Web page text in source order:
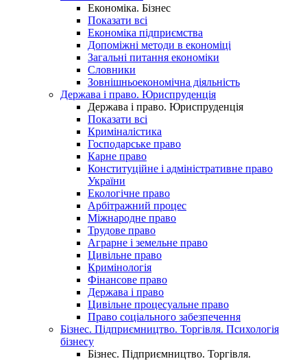
Економіка. Бізнес
Показати всі
Економіка підприємства
Допоміжні методи в економіці
Загальні питання економіки
Словники
Зовнішньоекономічна діяльність
Держава і право. Юриспруденція
Держава і право. Юриспруденція
Показати всі
Криміналістика
Господарське право
Карне право
Конституційне і адміністративне право
України
Екологічне право
Арбітражний процес
Міжнародне право
Трудове право
Аграрне і земельне право
Цивільне право
Кримінологія
Фінансове право
Держава і право
Цивільне процесуальне право
Право соціального забезпечення
Бізнес. Підприємництво. Торгівля. Психологія
бізнесу
Бізнес. Підприємництво. Торгівля.